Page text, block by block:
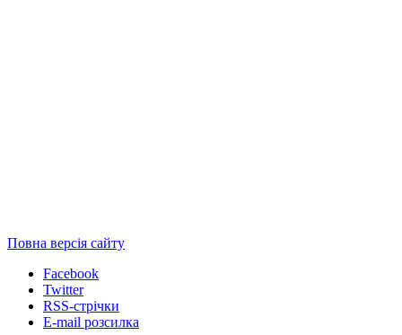
Повна версія сайту
Facebook
Twitter
RSS-стрічки
E-mail розсилка